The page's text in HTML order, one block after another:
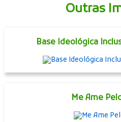
Outras
Base Ideológica
Me Ame